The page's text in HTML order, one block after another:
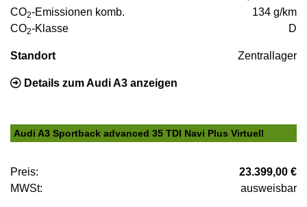
CO2-Emissionen komb.
134 g/km
CO2-Klasse D
Standort Zentrallager
Details zum Audi A3 anzeigen
Audi A3 Sportback advanced 35 TDI Navi Plus Virtuell
Preis:
23.399,00 €
MWSt:
ausweisbar